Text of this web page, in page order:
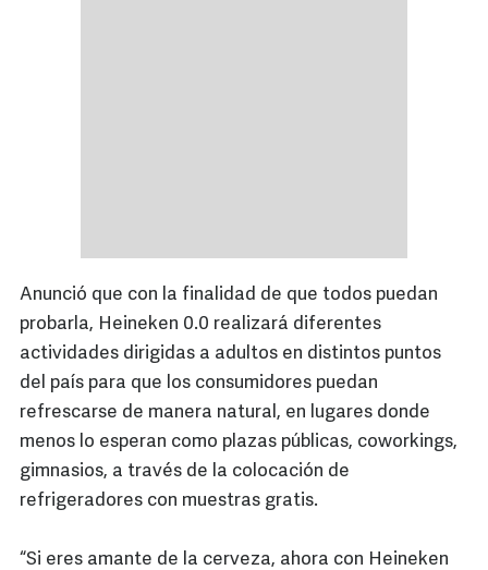
Anunció que con la finalidad de que todos puedan
probarla, Heineken 0.0 realizará diferentes
actividades dirigidas a adultos en distintos puntos
del país para que los consumidores puedan
refrescarse de manera natural, en lugares donde
menos lo esperan como plazas públicas, coworkings,
gimnasios, a través de la colocación de
refrigeradores con muestras gratis.
“Si eres amante de la cerveza, ahora con Heineken